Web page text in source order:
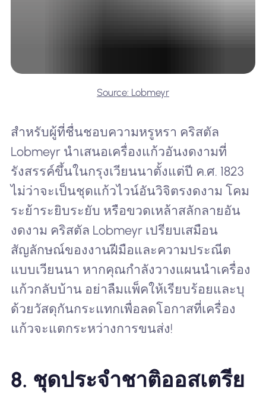
Source: Lobmeyr
สำหรับผู้ที่ชื่นชอบความหรูหรา คริสตัล
Lobmeyr นำเสนอเครื่องแก้วอันงดงามที่
รังสรรค์ขึ้นในกรุงเวียนนาตั้งแต่ปี ค.ศ. 1823
ไม่ว่าจะเป็นชุดแก้วไวน์อันวิจิตรงดงาม โคม
ระย้าระยิบระยับ หรือขวดเหล้าสลักลายอัน
งดงาม คริสตัล Lobmeyr เปรียบเสมือน
สัญลักษณ์ของงานฝีมือและความประณีต
แบบเวียนนา หากคุณกำลังวางแผนนำเครื่อง
แก้วกลับบ้าน อย่าลืมแพ็คให้เรียบร้อยและบุ
ด้วยวัสดุกันกระแทกเพื่อลดโอกาสที่เครื่อง
แก้วจะแตกระหว่างการขนส่ง!
8. ชุดประจำชาติออสเตรีย